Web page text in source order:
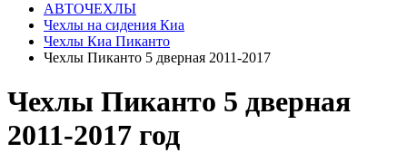
АВТОЧЕХЛЫ
Чехлы на сидения Киа
Чехлы Киа Пиканто
Чехлы Пиканто 5 дверная 2011-2017
Чехлы Пиканто 5 дверная
2011-2017 год